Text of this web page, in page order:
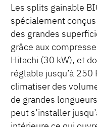
Les splits gainable
spécialement
des grandes
grâce aux
Hitachi (30 kW), et
réglable jusqu’à 250
climatiser des
de grandes
peut s’installer